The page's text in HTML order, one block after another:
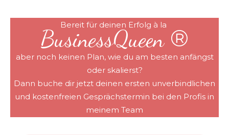
Bereit für deinen Erfolg à la
BusinessQueen®
aber noch keinen Plan, wie du am besten anfängst
oder skalierst?
Dann buche dir jetzt deinen ersten unverbindlichen
und kostenfreien Gesprächstermin bei den Profis in
meinem Team